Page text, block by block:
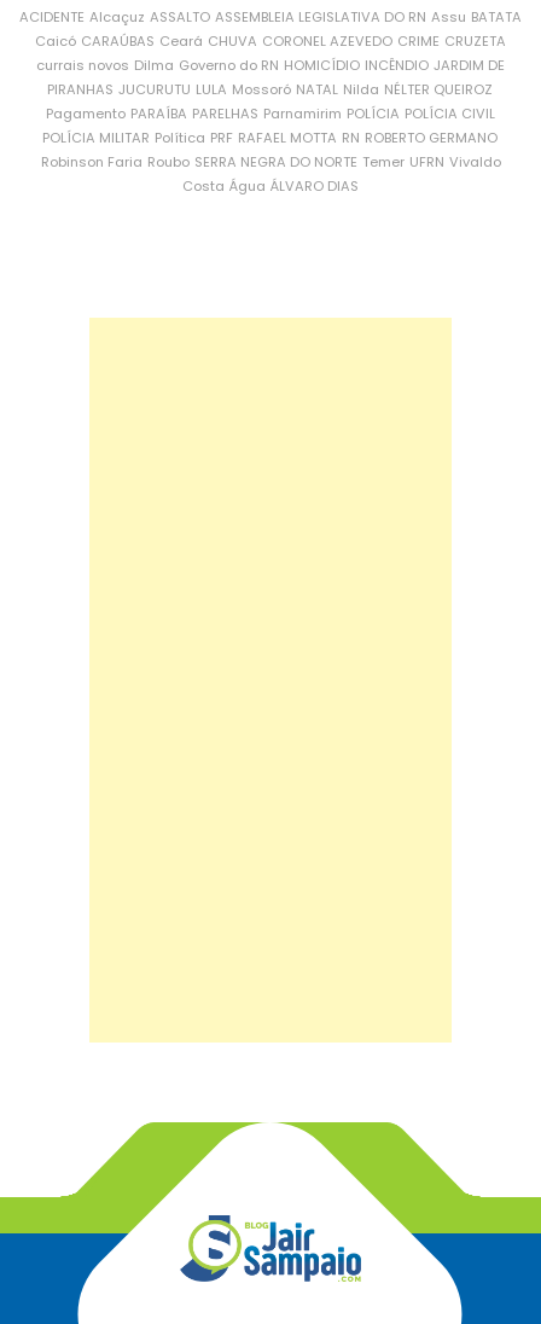
ACIDENTE Alcaçuz ASSALTO ASSEMBLEIA LEGISLATIVA DO RN Assu BATATA
Caicó CARAÚBAS Ceará CHUVA CORONEL AZEVEDO CRIME CRUZETA
currais novos Dilma Governo do RN HOMICÍDIO INCÊNDIO JARDIM DE
PIRANHAS JUCURUTU LULA Mossoró NATAL Nilda NÉLTER QUEIROZ
Pagamento PARAÍBA PARELHAS Parnamirim POLÍCIA POLÍCIA CIVIL
POLÍCIA MILITAR Política PRF RAFAEL MOTTA RN ROBERTO GERMANO
Robinson Faria Roubo SERRA NEGRA DO NORTE Temer UFRN Vivaldo
Costa Água ÁLVARO DIAS